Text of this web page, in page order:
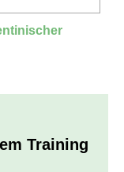
Training